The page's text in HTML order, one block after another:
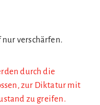
verschärfen.
durch die
zur Diktatur mit
zu greifen.